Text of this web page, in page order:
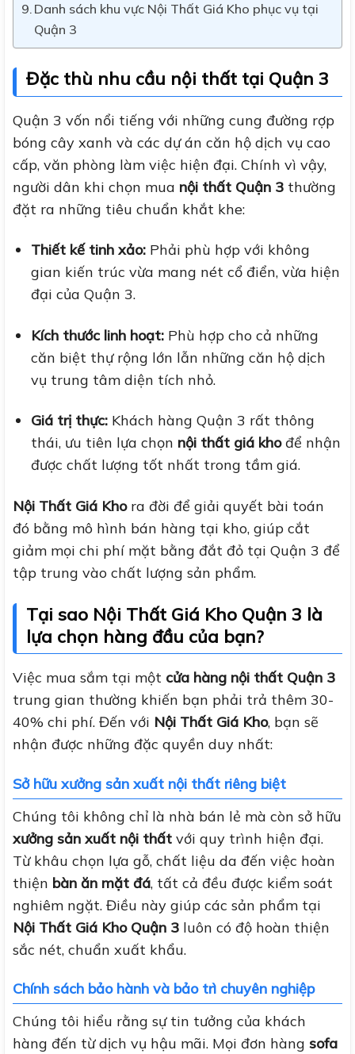
Danh sách khu vực Nội Thất Giá Kho phục vụ tại
Quận 3
Đặc thù nhu cầu nội thất tại Quận 3
Quận 3 vốn nổi tiếng với những cung đường rợp
bóng cây xanh và các dự án căn hộ dịch vụ cao
cấp, văn phòng làm việc hiện đại. Chính vì vậy,
người dân khi chọn mua nội thất Quận 3 thường
đặt ra những tiêu chuẩn khắt khe:
Thiết kế tinh xảo: Phải phù hợp với không
gian kiến trúc vừa mang nét cổ điển, vừa hiện
đại của Quận 3.
Kích thước linh hoạt: Phù hợp cho cả những
căn biệt thự rộng lớn lẫn những căn hộ dịch
vụ trung tâm diện tích nhỏ.
Giá trị thực: Khách hàng Quận 3 rất thông
thái, ưu tiên lựa chọn nội thất giá khođể nhận
được chất lượng tốt nhất trong tầm giá.
Nội Thất Giá Khora đời để giải quyết bài toán
đó bằng mô hình bán hàng tại kho, giúp cắt
giảm mọi chi phí mặt bằng đắt đỏ tại Quận 3 để
tập trung vào chất lượng sản phẩm.
Tại sao Nội Thất Giá Kho Quận 3 là
lựa chọn hàng đầu của bạn?
Việc mua sắm tại một cửa hàng nội thất Quận 3
trung gian thường khiến bạn phải trả thêm 30-
40% chi phí. Đến với Nội Thất Giá Kho, bạn sẽ
nhận được những đặc quyền duy nhất:
Sở hữu xưởng sản xuất nội thất riêng biệt
Chúng tôi không chỉ là nhà bán lẻ mà còn sở hữu
xưởng sản xuất nội thất với quy trình hiện đại.
Từ khâu chọn lựa gỗ, chất liệu da đến việc hoàn
thiện bàn ăn mặt đá, tất cả đều được kiểm soát
nghiêm ngặt. Điều này giúp các sản phẩm tại
Nội Thất Giá Kho Quận 3 luôn có độ hoàn thiện
sắc nét, chuẩn xuất khẩu.
Chính sách bảo hành và bảo trì chuyên nghiệp
Chúng tôi hiểu rằng sự tin tưởng của khách
hàng đến từ dịch vụ hậu mãi. Mọi đơn hàng sofa